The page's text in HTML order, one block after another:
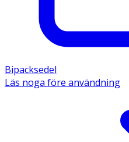
Bipacksedel
Läs noga före användning